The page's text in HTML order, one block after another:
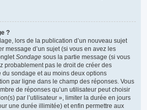
?
lors de la publication d’un nouveau sujet
message d’un sujet (si vous en avez les
Sondage sous la partie message (si vous
probablement pas le droit de créer des
sondage et au moins deux options
par ligne dans le champ des réponses. Vous
de réponses qu’un utilisateur peut choisir
par l’utilisateur », limiter la durée en jours
une durée illimitée) et enfin permettre aux